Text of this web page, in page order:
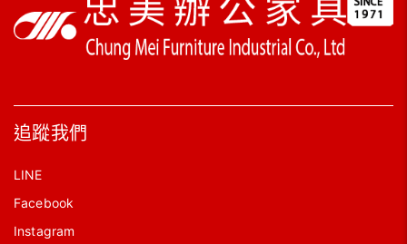
追蹤我們
LINE
Facebook
Instagram